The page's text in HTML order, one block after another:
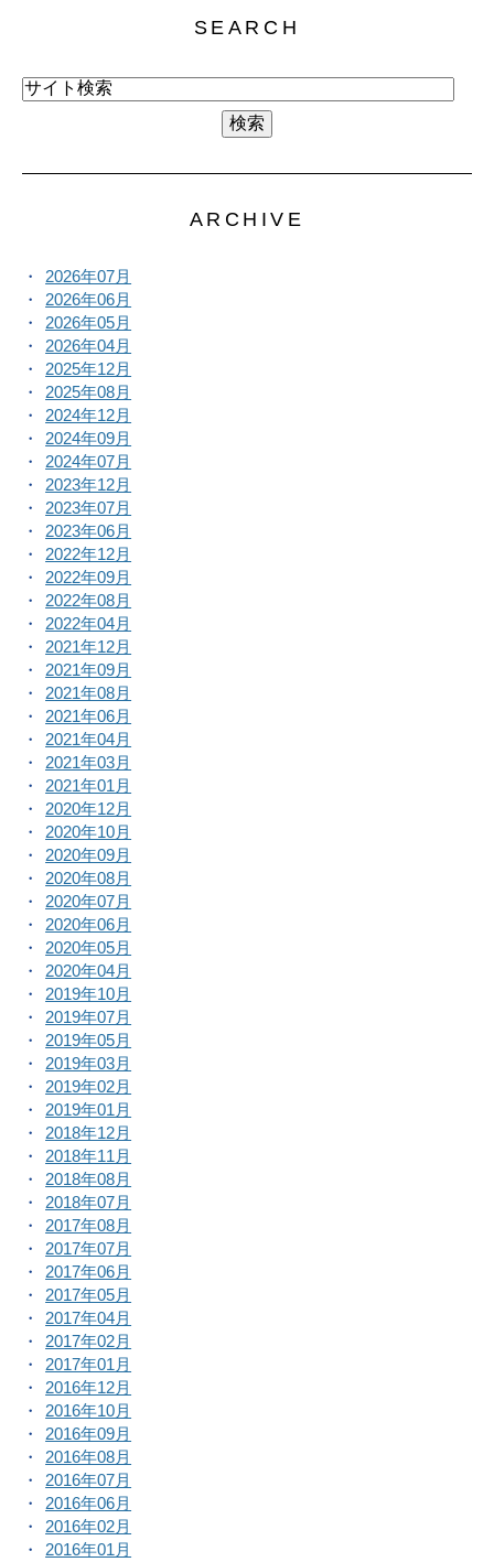
SEARCH
ARCHIVE
2026年07月
2026年06月
2026年05月
2026年04月
2025年12月
2025年08月
2024年12月
2024年09月
2024年07月
2023年12月
2023年07月
2023年06月
2022年12月
2022年09月
2022年08月
2022年04月
2021年12月
2021年09月
2021年08月
2021年06月
2021年04月
2021年03月
2021年01月
2020年12月
2020年10月
2020年09月
2020年08月
2020年07月
2020年06月
2020年05月
2020年04月
2019年10月
2019年07月
2019年05月
2019年03月
2019年02月
2019年01月
2018年12月
2018年11月
2018年08月
2018年07月
2017年08月
2017年07月
2017年06月
2017年05月
2017年04月
2017年02月
2017年01月
2016年12月
2016年10月
2016年09月
2016年08月
2016年07月
2016年06月
2016年02月
2016年01月